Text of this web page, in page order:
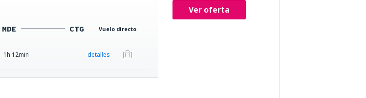
Ver oferta
MDE CTG Vuelo directo
1h 12min detalles